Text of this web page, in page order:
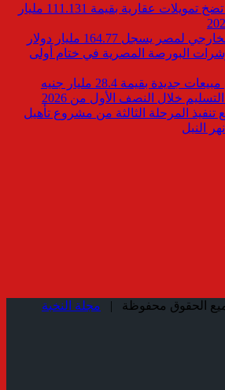
البنوك والشركات تضخ تمويلات عقارية بقيمة 111.131 مليار
يسجل 164.77 مليار دولار
البورصة المصرية في ختام أولى
مدينة مصر تسجل مبيعات جديدة بقيمة 28.4 مليار جنيه
خلال النصف الأول من 2026
تنفيذ المرحلة الثالثة من مشروع تأهيل
النيل
مجلة النخبة